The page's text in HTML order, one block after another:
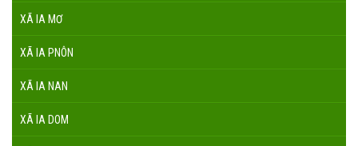
XÃ IA MƠ
XÃ IA PNÔN
XÃ IA NAN
XÃ IA DOM